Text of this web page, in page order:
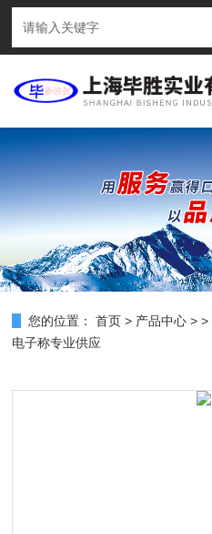
您的位置： 首页 > 产品中心 > >
电子称专业供应